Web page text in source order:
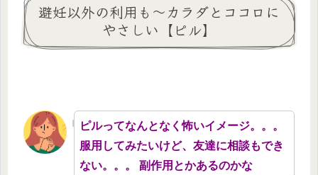
避妊以外の利用も～カラダとココロに
やさしい【ピル】
ピルってなんとなく怖いイメージ。。。
服用してみたいけど、友達に相談もでき
ない。。。 副作用とかあるのかな